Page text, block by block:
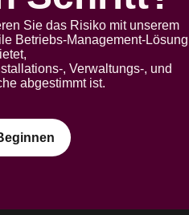
Sie das Risiko mit unserem
Betriebs-Management-Lösung
, Verwaltungs-, und
abgestimmt ist.